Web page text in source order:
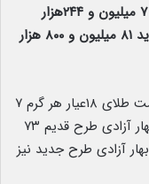
امروز در بازار آزاد قیمت طلای ۱۸عیار هر گرم ۷ میلیون و ۲۴۴هزار
تومان و قیمت سکه تمام‌بهار آزادی طرح جدید ۸۱ میلیون و ۸۰۰ هزار
به گزارش نبأپرس، هم‌اکنون در بازار آزاد، قیمت طلای ۱۸عیار هر گرم ۷
میلیون و ۲۴۴ هزار تومان، قیمت سکه تمام‌بهار آزادی طرح قدیم ۷۳
آزادی طرح جدید نیز